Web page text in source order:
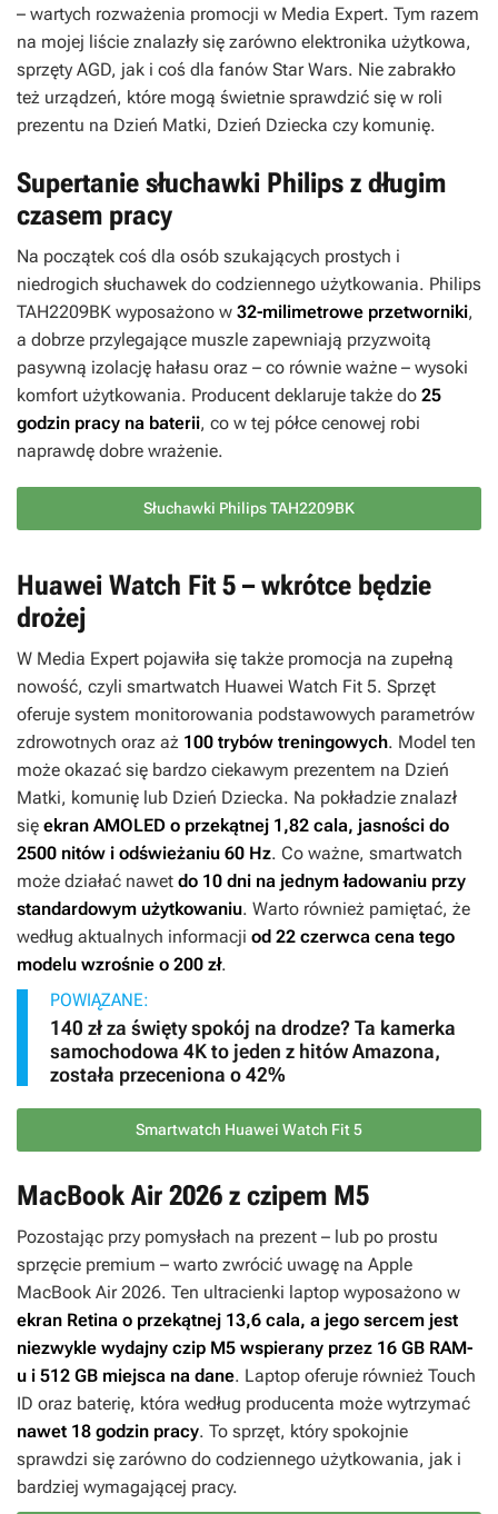
– wartych rozważenia promocji w Media Expert. Tym razem
na mojej liście znalazły się zarówno elektronika użytkowa,
sprzęty AGD, jak i coś dla fanów Star Wars. Nie zabrakło
też urządzeń, które mogą świetnie sprawdzić się w roli
prezentu na Dzień Matki, Dzień Dziecka czy komunię.
Supertanie słuchawki Philips z długim
czasem pracy
Na początek coś dla osób szukających prostych i
niedrogich słuchawek do codziennego użytkowania. Philips
TAH2209BK wyposażono w 32-milimetrowe przetworniki,
a dobrze przylegające muszle zapewniają przyzwoitą
pasywną izolację hałasu oraz – co równie ważne – wysoki
komfort użytkowania. Producent deklaruje także do 25
godzin pracy na baterii, co w tej półce cenowej robi
naprawdę dobre wrażenie.
Słuchawki Philips TAH2209BK
Huawei Watch Fit 5 – wkrótce będzie
drożej
W Media Expert pojawiła się także promocja na zupełną
nowość, czyli smartwatch Huawei Watch Fit 5. Sprzęt
oferuje system monitorowania podstawowych parametrów
zdrowotnych oraz aż 100 trybów treningowych. Model ten
może okazać się bardzo ciekawym prezentem na Dzień
Matki, komunię lub Dzień Dziecka. Na pokładzie znalazł
się ekran AMOLED o przekątnej 1,82 cala, jasności do
2500 nitów i odświeżaniu 60 Hz. Co ważne, smartwatch
może działać nawet do 10 dni na jednym ładowaniu przy
standardowym użytkowaniu. Warto również pamiętać, że
według aktualnych informacji od 22 czerwca cena tego
modelu wzrośnie o 200 zł.
POWIĄZANE:
140 zł za święty spokój na drodze? Ta kamerka
samochodowa 4K to jeden z hitów Amazona,
została przeceniona o 42%
Smartwatch Huawei Watch Fit 5
MacBook Air 2026 z czipem M5
Pozostając przy pomysłach na prezent – lub po prostu
sprzęcie premium – warto zwrócić uwagę na Apple
MacBook Air 2026. Ten ultracienki laptop wyposażono w
ekran Retina o przekątnej 13,6 cala, a jego sercem jest
niezwykle wydajny czip M5 wspierany przez 16 GB RAM-
u i 512 GB miejsca na dane. Laptop oferuje również Touch
ID oraz baterię, która według producenta może wytrzymać
nawet 18 godzin pracy. To sprzęt, który spokojnie
sprawdzi się zarówno do codziennego użytkowania, jak i
bardziej wymagającej pracy.